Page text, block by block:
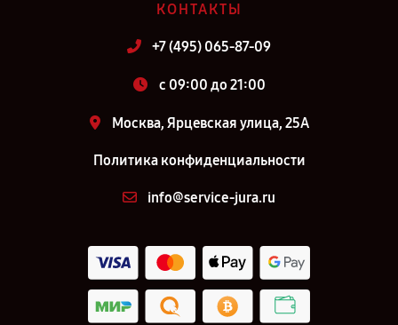
КОНТАКТЫ
+7 (495) 065-87-09
c 09:00 до 21:00
Москва, Ярцевская улица, 25А
Политика конфиденциальности
info@service-jura.ru